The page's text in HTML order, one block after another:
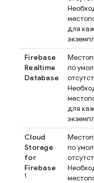
для
Firebase
Realtime
Database
по
для
Cloud
Storage
for
Firebase
1
по